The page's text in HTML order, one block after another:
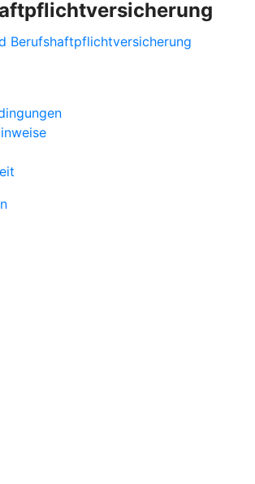
Berufshaftpflichtversicherung